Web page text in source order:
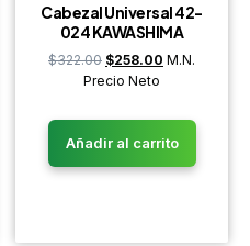
Cabezal Universal 42-
024 KAWASHIMA
$322.00 $258.00 M.N.
Precio Neto
Añadir al carrito